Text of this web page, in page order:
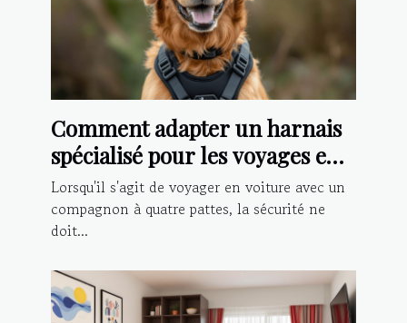
Comment adapter un harnais
spécialisé pour les voyages en
voiture avec votre chien
Lorsqu'il s'agit de voyager en voiture avec un
compagnon à quatre pattes, la sécurité ne
doit...